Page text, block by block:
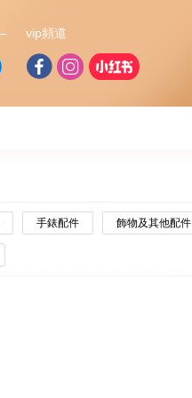
vip頻道
手錶配件 飾物及其他配件